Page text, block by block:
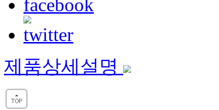
제품상세설명